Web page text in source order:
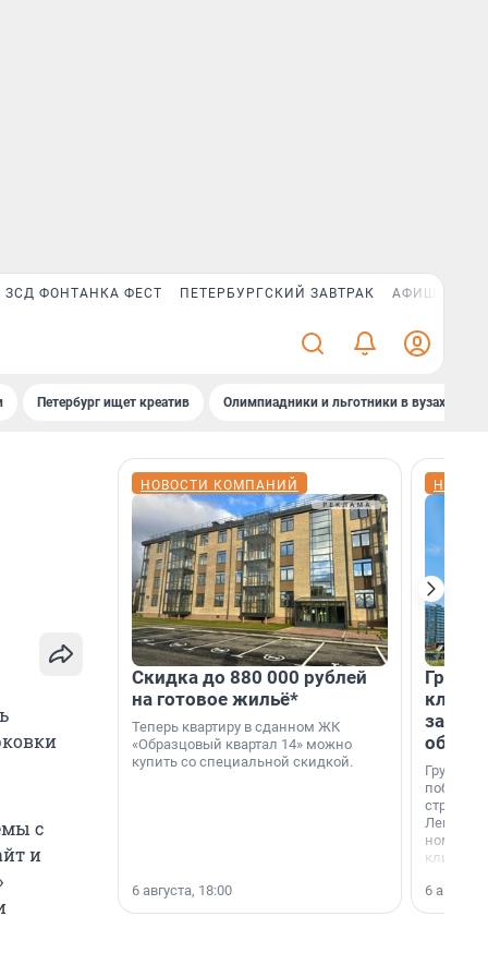
ЗСД ФОНТАНКА ФЕСТ ПЕТЕРБУРГСКИЙ ЗАВТРАК АФИША PLUS
Петербург ищет креатив Олимпиадники и льготники в вузах СПб
с
и
НОВОСТИ КОМПАНИЙ
Скидка до 880 000 рублей
на готовое жильё*
Теперь квартиру в сданном ЖК
«Образцовый квартал 14» можно
купить со специальной скидкой.
6 августа, 18:00
Группа
области».
6